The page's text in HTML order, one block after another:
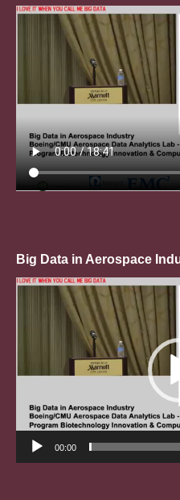
Big Data in Aerospace
Trình
00:00